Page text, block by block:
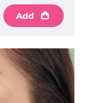
Add
Entrega prevista 8/9/26
Entrega prevista8/12/26
Entrega prevista8/9/26